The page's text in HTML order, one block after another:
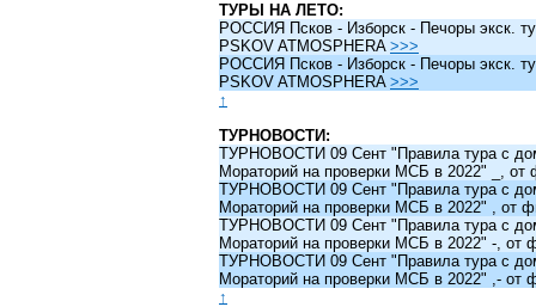
ТУРЫ НА ЛЕТО:
РОССИЯ Псков - Изборск - Печоры экск.
PSKOV ATMOSPHERA >>>
РОССИЯ Псков - Изборск - Печоры экск.
PSKOV ATMOSPHERA >>>
↑
ТУРНОВОСТИ:
ТУРНОВОСТИ 09 Сент "Правила тура с
Мораторий на проверки МСБ в 2022" _,
ТУРНОВОСТИ 09 Сент "Правила тура с
Мораторий на проверки МСБ в 2022" ,
ТУРНОВОСТИ 09 Сент "Правила тура с
Мораторий на проверки МСБ в 2022" -,
ТУРНОВОСТИ 09 Сент "Правила тура с
Мораторий на проверки МСБ в 2022" ,-
↑